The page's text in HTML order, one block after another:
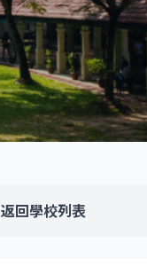
返回學校列表